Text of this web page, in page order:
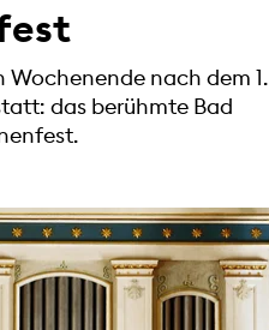
nach dem 1.
das berühmte Bad